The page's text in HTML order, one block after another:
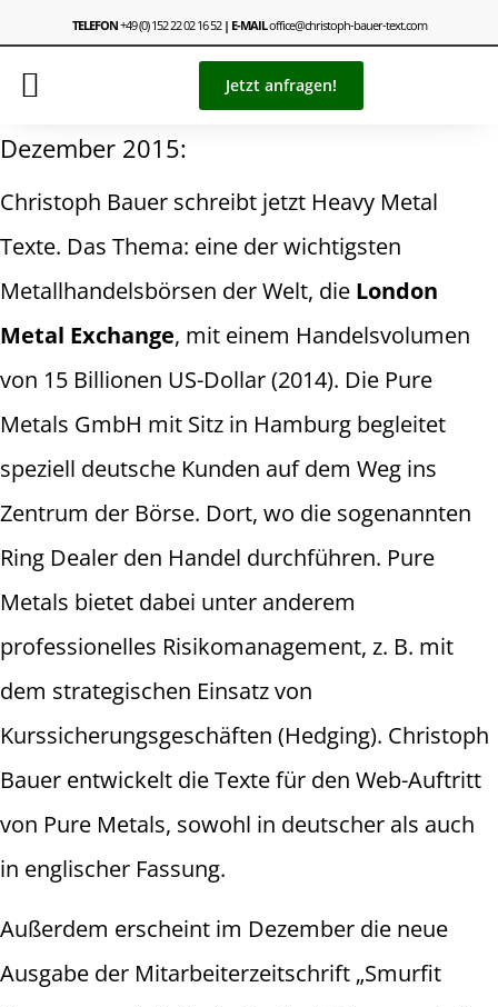
TELEFON+49 (0) 152 22 02 16 52| E-MAILoffice@christoph-bauer-text.com
Jetzt anfragen!
Dezember 2015:
Christoph Bauer schreibt jetzt Heavy Metal
Texte. Das Thema: eine der wichtigsten
Metallhandelsbörsen der Welt, die London
Metal Exchange, mit einem Handelsvolumen
von 15 Billionen US-Dollar (2014). Die Pure
Metals GmbH mit Sitz in Hamburg begleitet
speziell deutsche Kunden auf dem Weg ins
Zentrum der Börse. Dort, wo die sogenannten
Ring Dealer den Handel durchführen. Pure
Metals bietet dabei unter anderem
professionelles Risikomanagement, z. B. mit
dem strategischen Einsatz von
Kurssicherungsgeschäften (Hedging). Christoph
Bauer entwickelt die Texte für den Web-Auftritt
von Pure Metals, sowohl in deutscher als auch
in englischer Fassung.
Außerdem erscheint im Dezember die neue
Ausgabe der Mitarbeiterzeitschrift „Smurfit